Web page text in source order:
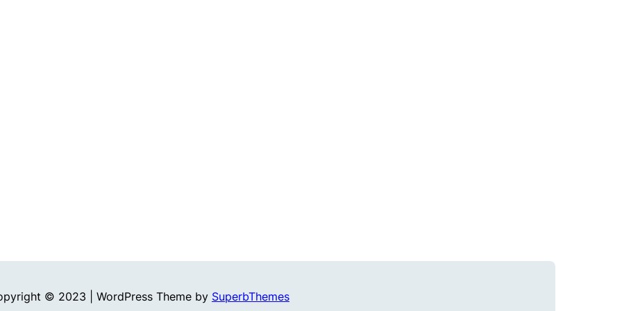
© 2023 | WordPress Theme by SuperbThemes